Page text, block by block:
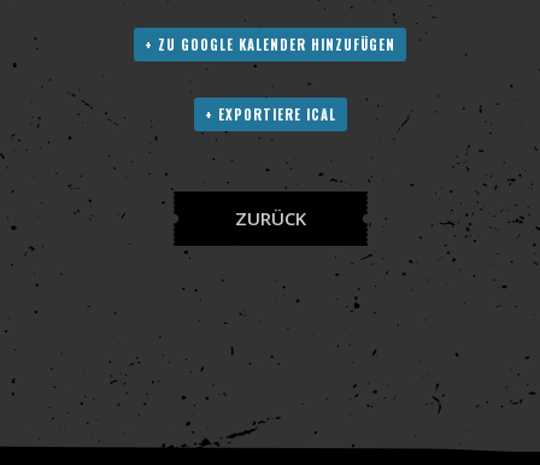
+ ZU GOOGLE KALENDER HINZUFÜGEN
+ EXPORTIERE ICAL
ZURÜCK